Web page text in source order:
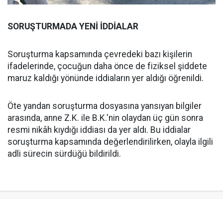
SORUŞTURMADA YENİ İDDİALAR
Soruşturma kapsamında çevredeki bazı kişilerin
ifadelerinde, çocuğun daha önce de fiziksel şiddete
maruz kaldığı yönünde iddiaların yer aldığı öğrenildi.
Öte yandan soruşturma dosyasına yansıyan bilgiler
arasında, anne Z.K. ile B.K.'nin olaydan üç gün sonra
resmi nikâh kıydığı iddiası da yer aldı. Bu iddialar
soruşturma kapsamında değerlendirilirken, olayla ilgili
adli sürecin sürdüğü bildirildi.